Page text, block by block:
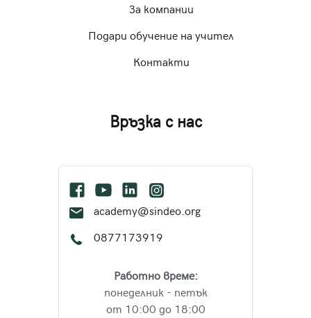
За компании
Подари обучение на учител
Контакти
Връзка с нас
academy@sindeo.org
0877173919
Работно време:
понеделник - петък
от 10:00 до 18:00